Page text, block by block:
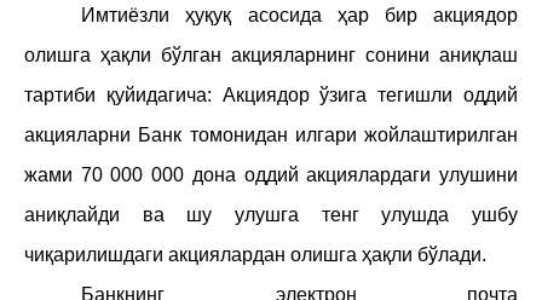
Имтиёзли ҳуқуқ асосида ҳар бир акциядор
олишга ҳақли бўлган акцияларнинг сонини аниқлаш
тартиби қуйидагича: Акциядор ўзига тегишли оддий
акцияларни Банк томонидан илгари жойлаштирилган
жами 70 000 000 дона оддий акциялардаги улушини
аниқлайди ва шу улушга тенг улушда ушбу
чиқарилишдаги акциялардан олишга ҳақли бўлади.
Банкнинг электрон почта